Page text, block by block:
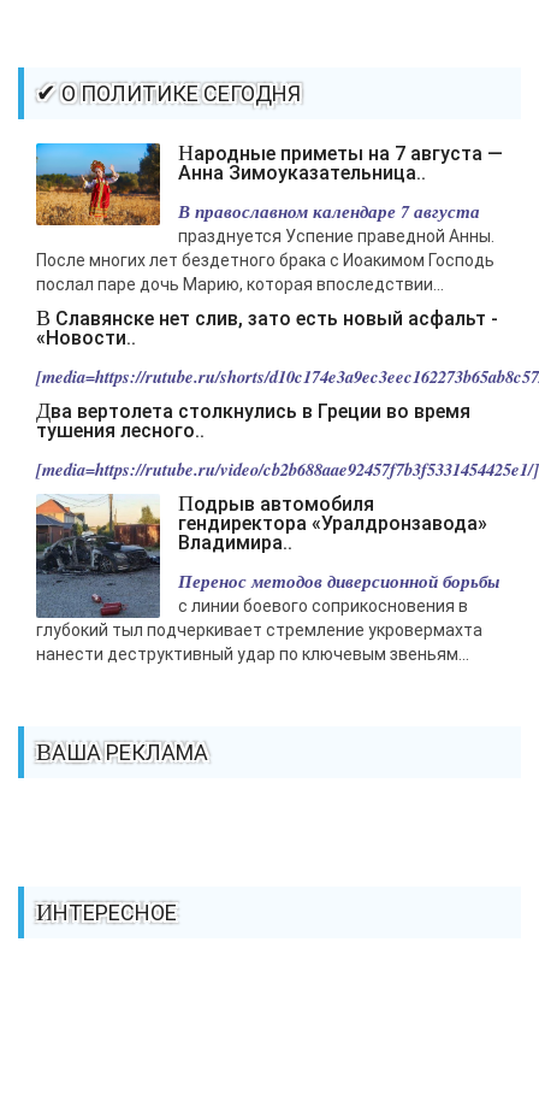
✔ О ПОЛИТИКЕ СЕГОДНЯ
Народные приметы на 7 августа —
Анна Зимоуказательница..
В православном календаре 7 августа
празднуется Успение праведной Анны.
После многих лет бездетного брака с Иоакимом Господь
послал паре дочь Марию, которая впоследствии...
В Славянске нет слив, зато есть новый асфальт -
«Новости..
[media=https://rutube.ru/shorts/
Два вертолета столкнулись в Греции во время
тушения лесного..
[media=https://rutube.ru/video/
Подрыв автомобиля
гендиректора «Уралдронзавода»
Владимира..
Перенос методов диверсионной борьбы
с линии боевого соприкосновения в
глубокий тыл подчеркивает стремление укровермахта
нанести деструктивный удар по ключевым звеньям...
ВАША РЕКЛАМА
ИНТЕРЕСНОЕ